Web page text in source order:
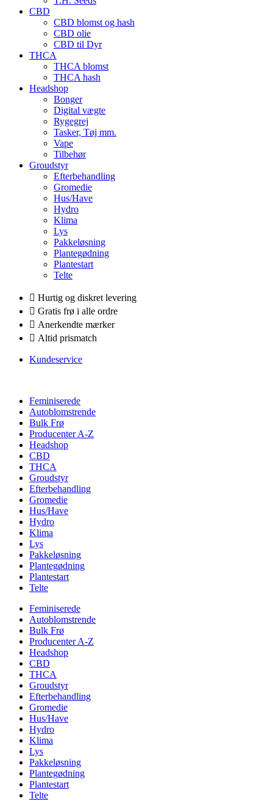
CBD
CBD blomst og hash
CBD olie
CBD til Dyr
THCA
THCA blomst
THCA hash
Headshop
Bonger
Digital vægte
Rygegrej
Tasker, Tøj mm.
Vape
Tilbehør
Groudstyr
Efterbehandling
Gromedie
Hus/Have
Hydro
Klima
Lys
Pakkeløsning
Plantegødning
Plantestart
Telte
Hurtig og diskret levering
Gratis frø i alle ordre
Anerkendte mærker
Altid prismatch
Kundeservice
Feminiserede
Autoblomstrende
Bulk Frø
Producenter A-Z
Headshop
CBD
THCA
Groudstyr
Efterbehandling
Gromedie
Hus/Have
Hydro
Klima
Lys
Pakkeløsning
Plantegødning
Plantestart
Telte
Feminiserede
Autoblomstrende
Bulk Frø
Producenter A-Z
Headshop
CBD
THCA
Groudstyr
Efterbehandling
Gromedie
Hus/Have
Hydro
Klima
Lys
Pakkeløsning
Plantegødning
Plantestart
Telte